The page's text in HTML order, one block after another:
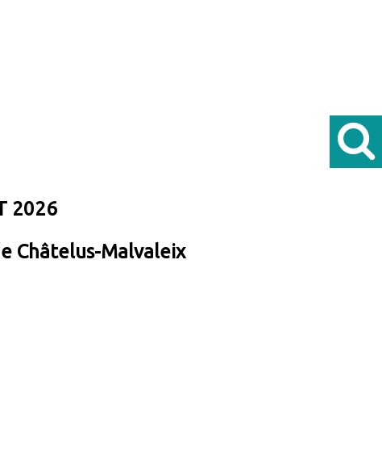
2026
Châtelus-Malvaleix